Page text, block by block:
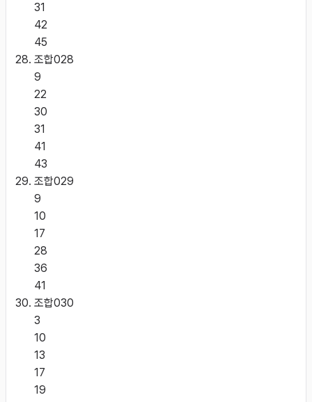
31
42
45
조합028
9
22
30
31
41
43
조합029
9
10
17
28
36
41
조합030
3
10
13
17
19